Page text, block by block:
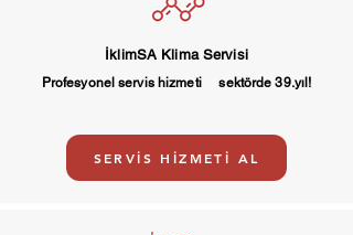
İklimSA Klima Servisi
Profesyonel servis hizmeti sektörde 39.yıl!
SERVİS HİZMETİ AL